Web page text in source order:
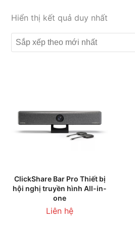
Hiển thị kết quả duy nhất
ClickShare Bar Pro Thiết bị
hội nghị truyền hình All-in-
one
Liên hệ